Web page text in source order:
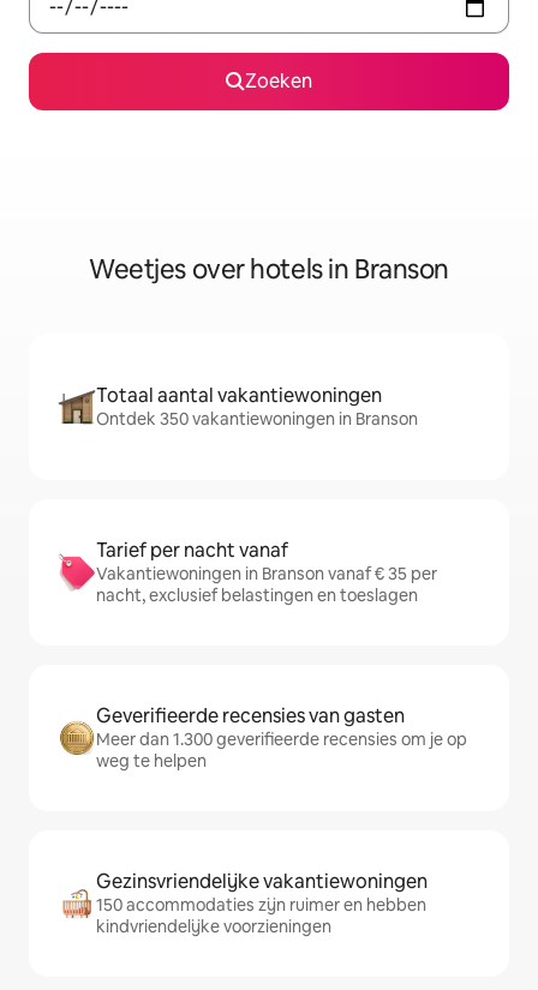
Zoeken
Weetjes over hotels in Branson
Totaal aantal vakantiewoningen
Ontdek 350 vakantiewoningen in Branson
Tarief per nacht vanaf
Vakantiewoningen in Branson vanaf € 35 per
nacht, exclusief belastingen en toeslagen
Geverifieerde recensies van gasten
Meer dan 1.300 geverifieerde recensies om je op
weg te helpen
Gezinsvriendelijke vakantiewoningen
150 accommodaties zijn ruimer en hebben
kindvriendelijke voorzieningen